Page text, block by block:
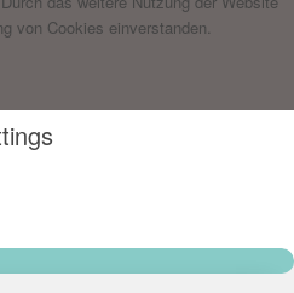
von Cookies einverstanden.